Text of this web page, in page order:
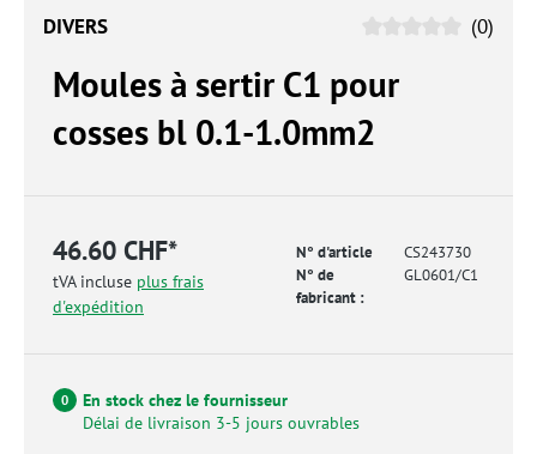
DIVERS (0)
Moules à sertir C1 pour
cosses bl 0.1-1.0mm2
46.60 CHF*
tVA incluse plus frais
d'expédition
N° d'article
CS243730
N° de
fabricant :
GL0601/C1
0
En stock chez le fournisseur
Délai de livraison 3-5 jours ouvrables